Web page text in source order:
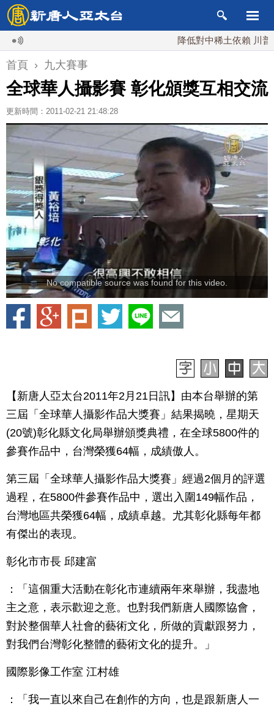
降低對中稀土依賴 川普宣
首頁 › 九大賽事
全球華人攝影賽 彰化頒獎互相交流
更新時間：2011-02-21 21:48:28
No compatible source was found for this video.
【新唐人亞太台2011年2月21日訊】由本台舉辦的第
三屆「全球華人攝影作品大獎賽」結果揭曉，星期天
(20號)彰化縣文化局舉辦頒獎典禮，在全球5800件的
參賽作品中，台灣榮獲64幅，成績傲人。
第三屆「全球華人攝影作品大獎賽」經過2個月的評選
過程，在5800件參賽作品中，選出入圍149幅作品，
台灣地區共榮獲64幅，成績卓越。尤其彰化縣每年都
有傑出的表現。
彰化市市長 邱建富
：「這個重大活動在彰化市連續兩年來舉辦，我盡地
主之意，表示歡迎之意。也對我們新唐人國際協會，
對於整個華人社會的藝術文化，所做的貢獻跟努力，
對我們台灣彰化整體的藝術文化的提升。」
國際影像工作室 江村雄
：「我一直以來自己在創作的方向，也是跟新唐人一